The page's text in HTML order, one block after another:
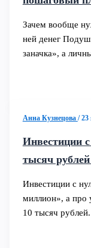
Зачем вообще
ней денег
заначка», а
Анна Кузнецова /23
Инвестиции
тысяч
Инвестиции с
миллион», а про
10 тысяч